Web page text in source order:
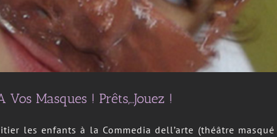
Vos Masques ! Prêts,…Jouez !
les enfants à la Commedia dell’arte (théâtre